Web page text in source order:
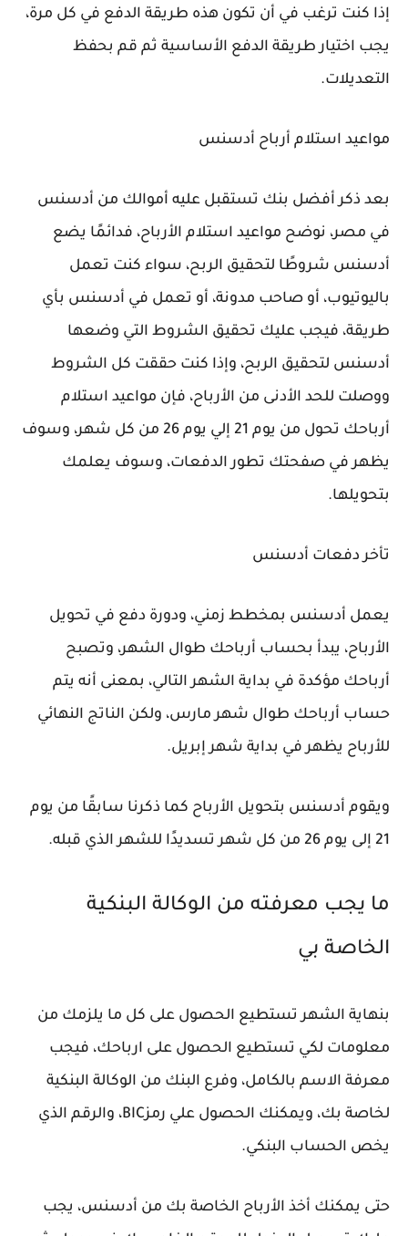
إذا كنت ترغب في أن تكون هذه طريقة الدفع في كل مرة،
يجب اختيار طريقة الدفع الأساسية ثم قم بحفظ
التعديلات.
مواعيد استلام أرباح أدسنس
بعد ذكر أفضل بنك تستقبل عليه أموالك من أدسنس
في مصر، نوضح مواعيد استلام الأرباح، فدائمًا يضع
أدسنس شروطًا لتحقيق الربح، سواء كنت تعمل
باليوتيوب، أو صاحب مدونة، أو تعمل في أدسنس بأي
طريقة، فيجب عليك تحقيق الشروط التي وضعها
أدسنس لتحقيق الربح، وإذا كنت حققت كل الشروط
ووصلت للحد الأدنى من الأرباح، فإن مواعيد استلام
أرباحك تحول من يوم 21 إلي يوم 26 من كل شهر، وسوف
يظهر في صفحتك تطور الدفعات، وسوف يعلمك
بتحويلها.
تأخر دفعات أدسنس
يعمل أدسنس بمخطط زمني، ودورة دفع في تحويل
الأرباح، يبدأ بحساب أرباحك طوال الشهر، وتصبح
أرباحك مؤكدة في بداية الشهر التالي، بمعنى أنه يتم
حساب أرباحك طوال شهر مارس، ولكن الناتج النهائي
للأرباح يظهر في بداية شهر إبريل.
ويقوم أدسنس بتحويل الأرباح كما ذكرنا سابقًا من يوم
21 إلى يوم 26 من كل شهر تسديدًا للشهر الذي قبله.
ما يجب معرفته من الوكالة البنكية
الخاصة بي
بنهاية الشهر تستطيع الحصول على كل ما يلزمك من
معلومات لكي تستطيع الحصول على ارباحك، فيجب
معرفة الاسم بالكامل، وفرع البنك من الوكالة البنكية
لخاصة بك، ويمكنك الحصول علي رمزBIC، والرقم الذي
يخص الحساب البنكي.
حتى يمكنك أخذ الأرباح الخاصة بك من أدسنس، يجب